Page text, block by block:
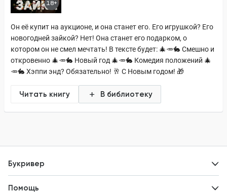
18+
Он её купит на аукционе, и она станет его. Его игрушкой? Его
новогодней зайкой? Нет! Она станет его подарком, о
котором он не смел мечтать! В тексте будет: 🎄🥕🐇 Смешно и
откровенно 🎄🥕🐇 Новый год 🎄🥕🐇 Комедия положений 🎄
🥕🐇 Хэппи энд? Обязательно! 🥂 С Новым годом! 🎁
Читать книгу В библиотеку
Букривер
Помощь